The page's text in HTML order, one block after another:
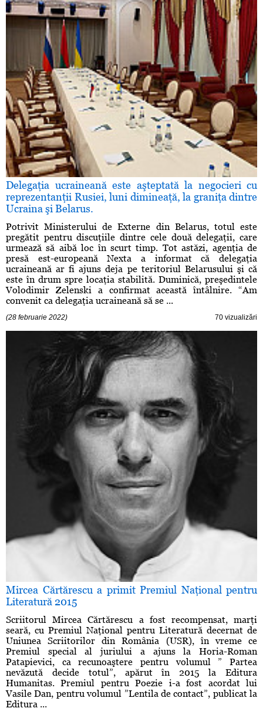
Delegaţia ucraineană este aşteptată la negocieri cu
reprezentanţii Rusiei, luni dimineaţă, la graniţa dintre
Ucraina şi Belarus.
Potrivit Ministerului de Externe din Belarus, totul este
pregătit pentru discuţiile dintre cele două delegaţii, care
urmează să aibă loc în scurt timp. Tot astăzi, agenţia de
presă est-europeană Nexta a informat că delegaţia
ucraineană ar fi ajuns deja pe teritoriul Belarusului şi că
este în drum spre locaţia stabilită. Duminică, preşedintele
Volodimir Zelenski a confirmat această întâlnire. “Am
convenit ca delegaţia ucraineană să se ...
(28 februarie 2022) 70 vizualizări
Mircea Cărtărescu a primit Premiul Naţional pentru
Literatură 2015
Scriitorul Mircea Cărtărescu a fost recompensat, marţi
seară, cu Premiul Naţional pentru Literatură decernat de
Uniunea Scriitorilor din România (USR), în vreme ce
Premiul special al juriului a ajuns la Horia-Roman
Patapievici, ca recunoaştere pentru volumul ” Partea
nevăzută decide totul”, apărut în 2015 la Editura
Humanitas. Premiul pentru Poezie i-a fost acordat lui
Vasile Dan, pentru volumul ”Lentila de contact”, publicat la
Editura ...